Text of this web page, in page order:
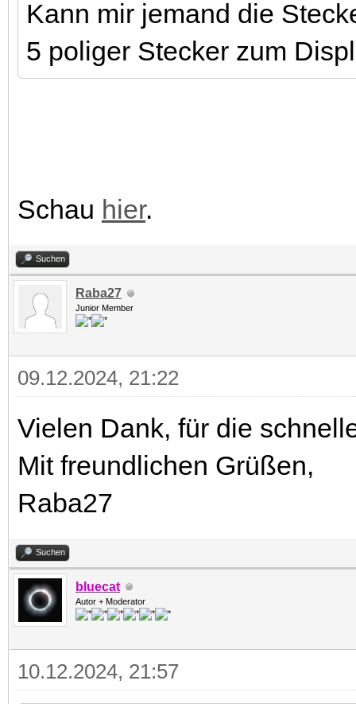
Kann mir jemand die
5 poliger Stecker zum
Schau hier.
Suchen
Raba27
Junior Member
09.12.2024, 21:22
Vielen Dank, für die
Mit freundlichen Grüßen,
Raba27
Suchen
bluecat
Autor + Moderator
10.12.2024, 21:57